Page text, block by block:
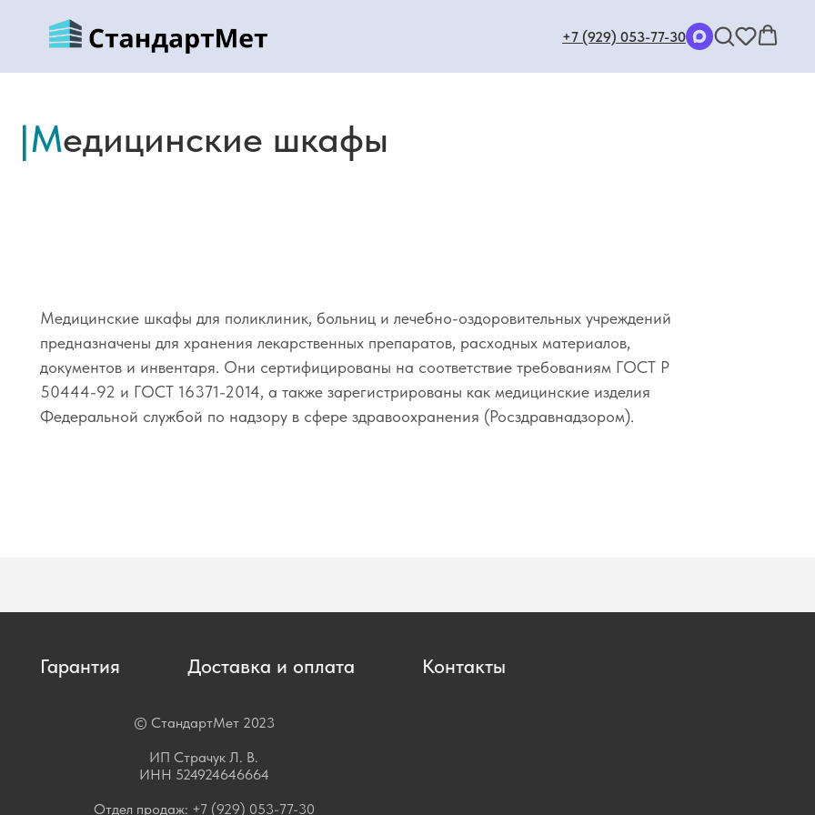
+7 (929) 053-77-30
+7 (929) 053-77-30
|Медицинские шкафы
Медицинские шкафы для поликлиник, больниц и лечебно-оздоровительных учреждений
предназначены для хранения лекарственных препаратов, расходных материалов,
документов и инвентаря. Они сертифицированы на соответствие требованиям ГОСТ Р
50444-92 и ГОСТ 16371-2014, а также зарегистрированы как медицинские изделия
Федеральной службой по надзору в сфере здравоохранения (Росздравнадзором).
Гарантия Доставка и оплата Контакты
© СтандартМет 2023
ИП Страчук Л. В.
ИНН 524924646664
Отдел продаж: +7 (929) 053-77-30